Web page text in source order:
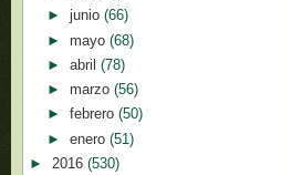
► junio (66)
► mayo (68)
► abril (78)
► marzo (56)
► febrero (50)
► enero (51)
► 2016 (530)